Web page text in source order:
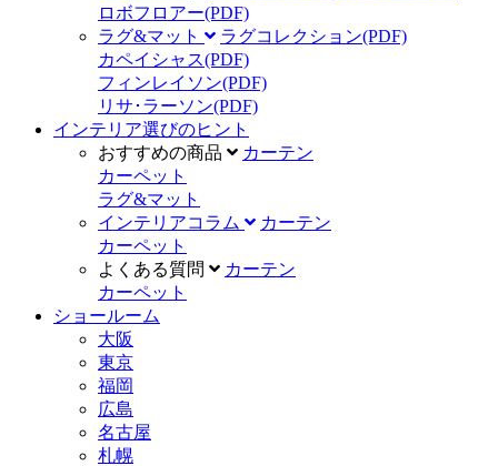
ロボフロアー(PDF)
ラグ&マット
ラグコレクション(PDF)
カペイシャス(PDF)
フィンレイソン(PDF)
リサ･ラーソン(PDF)
インテリア選びのヒント
おすすめの商品
カーテン
カーペット
ラグ&マット
インテリアコラム
カーテン
カーペット
よくある質問
カーテン
カーペット
ショールーム
大阪
東京
福岡
広島
名古屋
札幌